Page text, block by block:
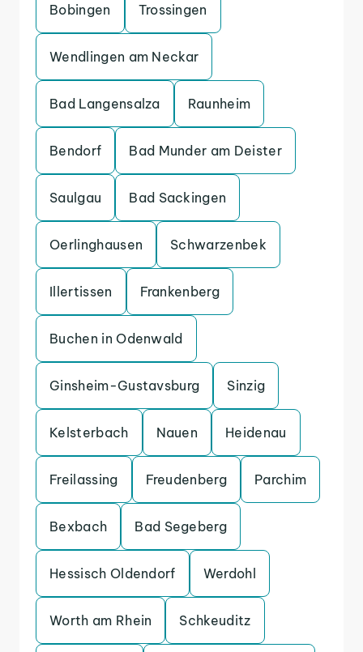
Bobingen Trossingen
Wendlingen am Neckar
Bad Langensalza Raunheim
Bendorf Bad Munder am Deister
Saulgau Bad Sackingen
Oerlinghausen Schwarzenbek
Illertissen Frankenberg
Buchen in Odenwald
Ginsheim-Gustavsburg Sinzig
Kelsterbach Nauen Heidenau
Freilassing Freudenberg Parchim
Bexbach Bad Segeberg
Hessisch Oldendorf Werdohl
Worth am Rhein Schkeuditz